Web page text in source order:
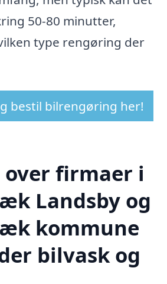
50-80 minutter,
type rengøring der
bestil bilrengøring her!
firmaer i
Landsby og
kommune
bilvask og